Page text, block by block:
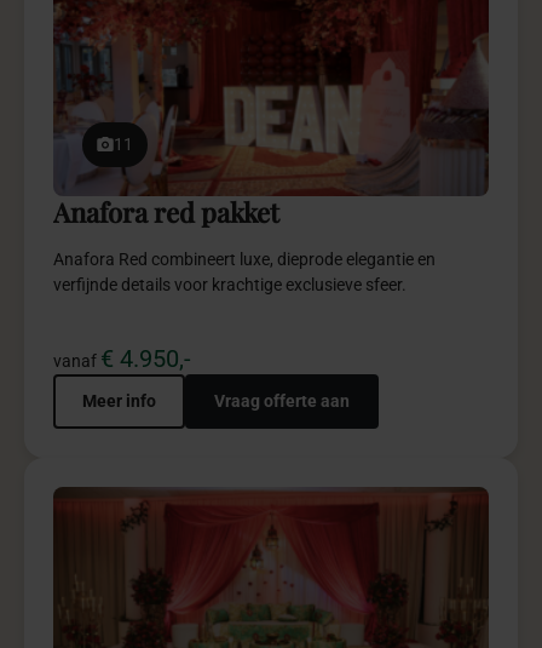
11
Anafora red pakket
Anafora Red combineert luxe, dieprode elegantie en
verfijnde details voor krachtige exclusieve sfeer.
vanaf € 4.950,-
Meer info Vraag offerte aan